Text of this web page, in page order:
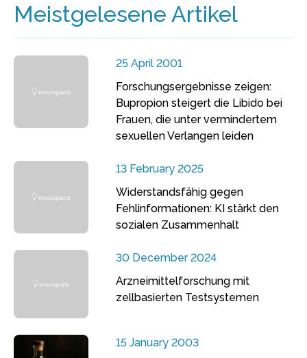
Meistgelesene Artikel
25 April 2001
Forschungsergebnisse zeigen:
Bupropion steigert die Libido bei
Frauen, die unter vermindertem
sexuellen Verlangen leiden
13 February 2025
Widerstandsfähig gegen
Fehlinformationen: KI stärkt den
sozialen Zusammenhalt
30 December 2024
Arzneimittelforschung mit
zellbasierten Testsystemen
15 January 2003